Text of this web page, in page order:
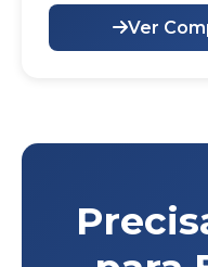
Ver